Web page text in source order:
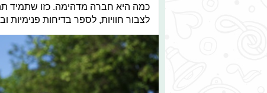
כמה היא חברה מדהימה. כזו שתמיד
לצבור חוויות, לספר בדיחות פנימיות